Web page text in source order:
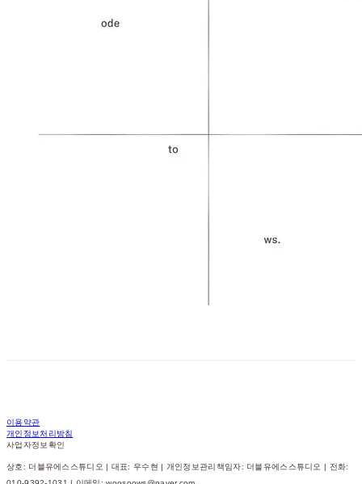
이용약관
개인정보처리방침
사업자정보확인
상호: 더블유에스스튜디오 | 대표: 우수현 | 개인정보관리책임자: 더블유에스스튜디오 | 전화: